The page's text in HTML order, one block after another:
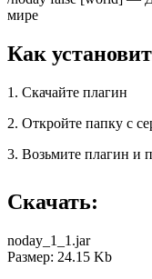
мире
Как
1. Скачайте плагин
2. Откройте папку с
3. Возьмите плагин и
Скачать:
noday_1_1.jar
Размер: 24.15 Kb